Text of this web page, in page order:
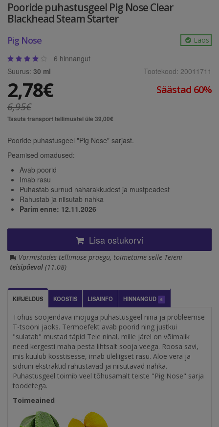
Pooride puhastusgeel Pig Nose Clear
Blackhead Steam Starter
Pig Nose Laos
6 hinnangut
Suurus: 30 ml Tootekood: 20011711
2,78€
Säästad 60%
6,95€
Tasuta transport tellimustel üle 39,00€
Pooride puhastusgeel "Pig Nose" sarjast.
Peamised omadused:
Avab poorid
Imab rasu
Puhastab surnud naharakkudest ja mustpeadest
Rahustab ja niisutab nahka
Parim enne: 12.11.2026
Lisa ostukorvi
Vormistades tellimuse praegu, toimetame selle Teieni
teisipäeval (11.08)
KIRJELDUS KOOSTIS LISAINFO HINNANGUD 6
Tõhus soojendava mõjuga puhastusgeel nina ja probleemse
T-tsooni jaoks. Termoefekt avab poorid ning justkui
"sulatab" mustad täpid Teie ninal, mille järel on võimalik
need kergesti maha pesta lihtsalt sooja veega. Roosa savi,
mis kuulub kosstisesse, imab üleliigset rasu. Aloe vera ja
sidruni ekstraktid rahustavad ja niisutavad nahka.
Puhastusgeel toimib veel tõhusamalt teiste "Pig Nose" sarja
toodetega.
Toimeained